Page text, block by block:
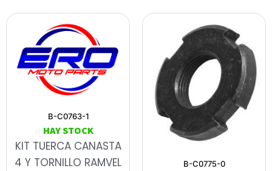
B-C0763-1
HAY STOCK
KIT TUERCA CANASTA
4 Y TORNILLO RAMVEL
B-C0775-0